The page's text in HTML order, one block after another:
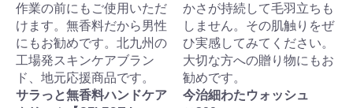
作業の前にもご使用いただ
けます。無香料だから男性
にもお勧めです。北九州の
工場発スキンケアブラン
ド、地元応援商品です。
サラっと無香料ハンドケア
かさが持続して毛羽立ちも
しません。その肌触りをぜ
ひ実感してみてください。
大切な方への贈り物にもお
勧めです。
今治細わたウォッシュ